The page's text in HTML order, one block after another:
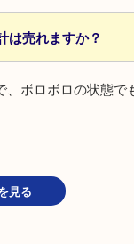
そのままの状態で
合は売れますか？